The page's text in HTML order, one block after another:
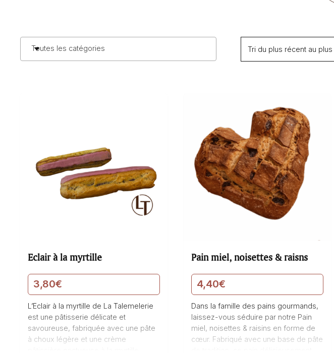
Toutes les catégories
Eclair à la myrtille
3,80€
L’Eclair à la myrtille de La Talemelerie
est une pâtisserie délicate et
savoureuse, fabriquée avec une pâte
à choux légère et une crème
Pain miel, noisettes & raisns
4,40€
Dans la famille des pains gourmands,
laissez-vous séduire par notre Pain
miel, noisettes & raisins en forme de
cœur. Fabriqué avec une base de pâte